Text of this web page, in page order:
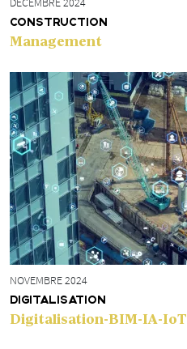
CONSTRUCTION
Management
NOVEMBRE 2024
DIGITALISATION
Digitalisation-BIM-IA-IoT